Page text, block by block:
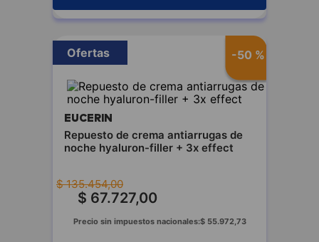
-50 %
Ofertas
EUCERIN
Repuesto de crema antiarrugas de
noche hyaluron-filler + 3x effect
$ 135.454,00
$ 67.727,00
Precio sin impuestos nacionales:$ 55.972,73